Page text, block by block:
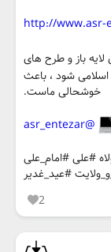
http://www.asr-
باز و طرح های
شود ، باعث
خوشحالی ماست.
@asr_entezar
#علی #امام_علی
#عید_غدیر
2